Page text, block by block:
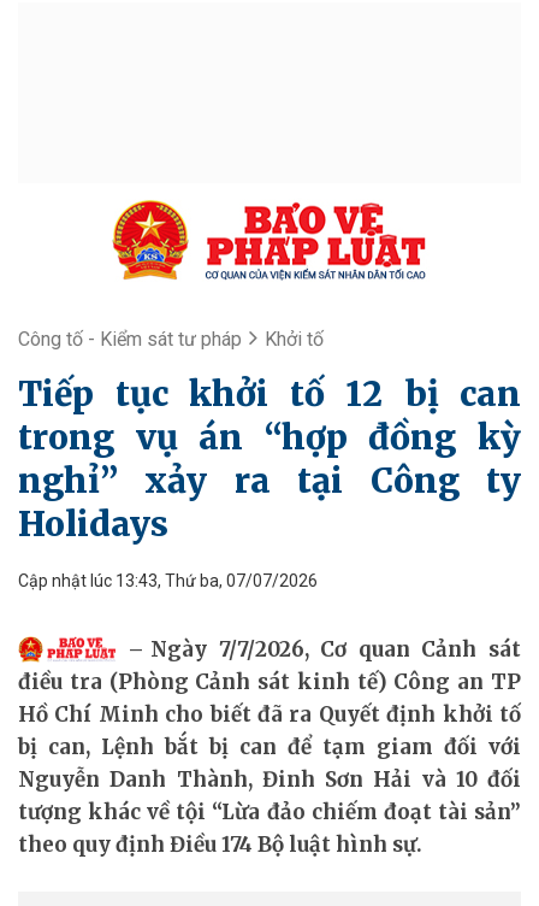
Công tố - Kiểm sát tư pháp Khởi tố
Tiếp tục khởi tố 12 bị can
trong vụ án “hợp đồng kỳ
nghỉ” xảy ra tại Công ty
Holidays
Cập nhật lúc 13:43, Thứ ba, 07/07/2026
Ngày 7/7/2026, Cơ quan Cảnh sát
điều tra (Phòng Cảnh sát kinh tế) Công an TP
Hồ Chí Minh cho biết đã ra Quyết định khởi tố
bị can, Lệnh bắt bị can để tạm giam đối với
Nguyễn Danh Thành, Đinh Sơn Hải và 10 đối
tượng khác về tội “Lừa đảo chiếm đoạt tài sản”
theo quy định Điều 174 Bộ luật hình sự.